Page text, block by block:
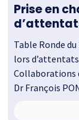
Prise en
Damage
Table Ronde
lors
Collaborations
Dr François